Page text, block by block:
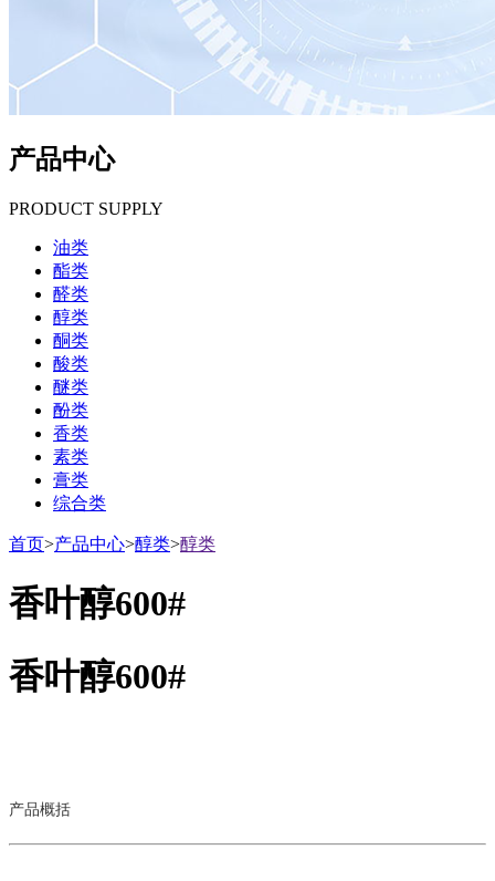
产品中心
PRODUCT SUPPLY
油类
酯类
醛类
醇类
酮类
酸类
醚类
酚类
香类
素类
膏类
综合类
首页>产品中心>醇类>醇类
香叶醇600#
香叶醇600#
产品概括